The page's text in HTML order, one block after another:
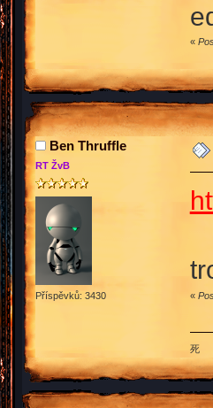
«
Ben Thruffle
RT ŽvB
Příspěvků: 3430 «
死